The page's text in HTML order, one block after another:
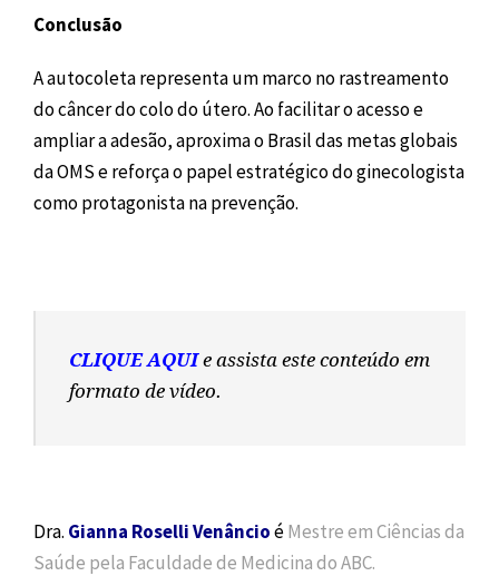
Conclusão
A autocoleta representa um marco no rastreamento
do câncer do colo do útero. Ao facilitar o acesso e
ampliar a adesão, aproxima o Brasil das metas globais
da OMS e reforça o papel estratégico do ginecologista
como protagonista na prevenção.
CLIQUE AQUI e assista este conteúdo em
formato de vídeo.
Dra. Gianna Roselli VenâncioéMestre em Ciências da
Saúde pela Faculdade de Medicina do ABC.